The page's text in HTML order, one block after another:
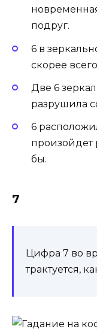
под­руг.
6 в
скорее
Две 6
раз­ру­шила
6
произойдет
бы.
7
Цифра 7 во
трактуется,